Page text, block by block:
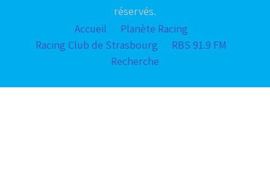
réservés.
Accueil
Planète Racing
Racing Club de Strasbourg
RBS 91.9 FM
Recherche